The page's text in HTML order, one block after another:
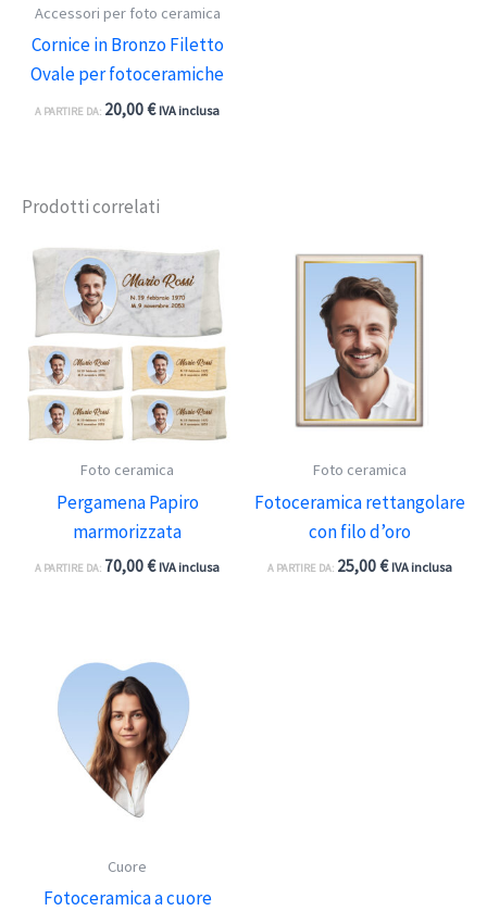
Accessori per foto ceramica
Cornice in Bronzo Filetto
Ovale per fotoceramiche
A PARTIRE DA: 20,00€ IVA inclusa
Prodotti correlati
Foto ceramica
Pergamena Papiro
marmorizzata
A PARTIRE DA: 70,00€ IVA inclusa
Foto ceramica
Fotoceramica rettangolare
con filo d’oro
A PARTIRE DA: 25,00€ IVA inclusa
Cuore
Fotoceramica a cuore